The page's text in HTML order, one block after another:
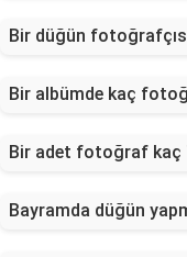
Bir düğün
Bir albümde kaç
Bir adet fotoğraf kaç
Bayramda düğün